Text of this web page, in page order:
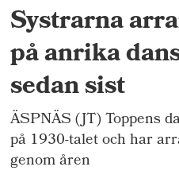
Systrarna
på anrika
sedan sist
ÄSPNÄS (JT) Toppens
på 1930-talet och har
genom åren